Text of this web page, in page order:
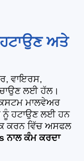
ਅਤੇ
ਵਾਇਰਸ,
ਲਈ ਹੱਲ।
ਮਾਲਵੇਅਰ
ਨੂੰ ਹਟਾਉਣ ਲਈ ਹਨ
ਕਰਨ ਵਿੱਚ ਅਸਫਲ
ਨਾਲ ਕੰਮ ਕਰਦਾ